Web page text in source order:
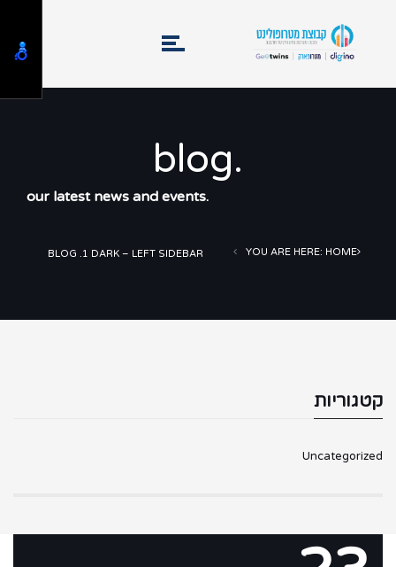
.blog
.our latest news and events
YOU ARE HERE: HOME
BLOG .1 DARK – LEFT SIDEBAR
קטגוריות
Uncategorized